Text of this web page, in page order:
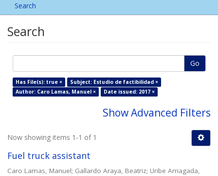
Search
Search
Go
Has File(s): true ×
Subject: Estudio de factibilidad ×
Author: Caro Lamas, Manuel ×
Date issued: 2017 ×
Show Advanced Filters
Now showing items 1-1 of 1
Fuel truck assistant
Caro Lamas, Manuel; Gallardo Araya, Beatriz; Uribe Arriagada,